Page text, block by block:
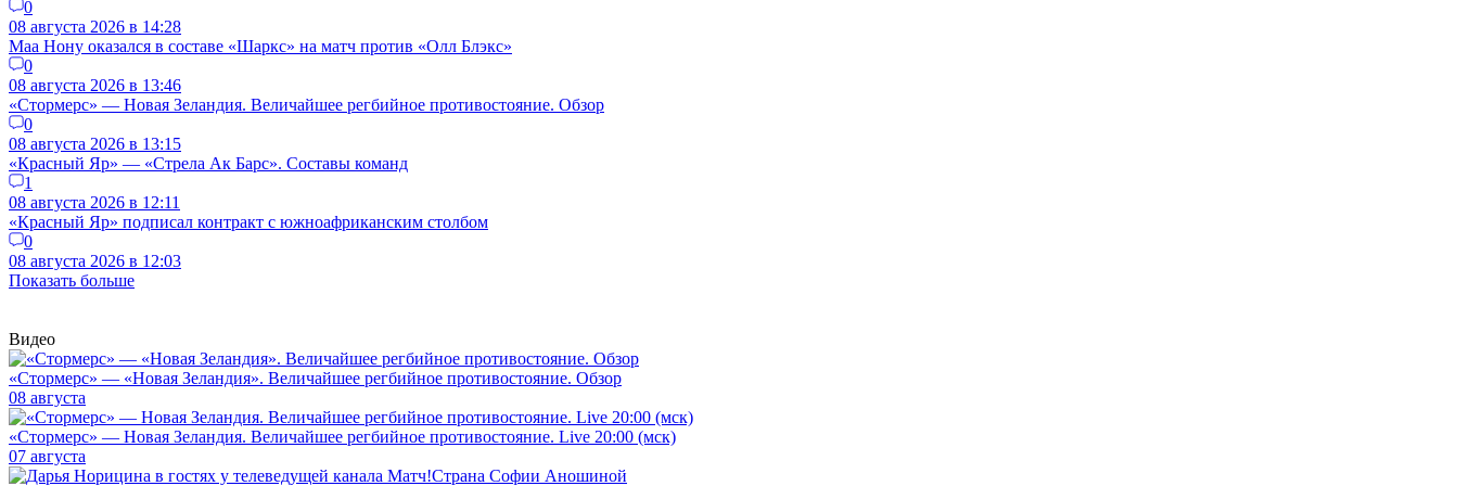
0
08 августа 2026 в 14:28
Маа Нону оказался в составе «Шаркс» на матч против «Олл Блэкс»
0
08 августа 2026 в 13:46
«Стормерс» — Новая Зеландия. Величайшее регбийное противостояние. Обзор
0
08 августа 2026 в 13:15
«Красный Яр» — «Стрела Ак Барс». Составы команд
1
08 августа 2026 в 12:11
«Красный Яр» подписал контракт с южноафриканским столбом
0
08 августа 2026 в 12:03
Показать больше
Видео
«Стормерс» — «Новая Зеландия». Величайшее регбийное противостояние. Обзор
08 августа
«Стормерс» — Новая Зеландия. Величайшее регбийное противостояние. Live 20:00 (мск)
07 августа